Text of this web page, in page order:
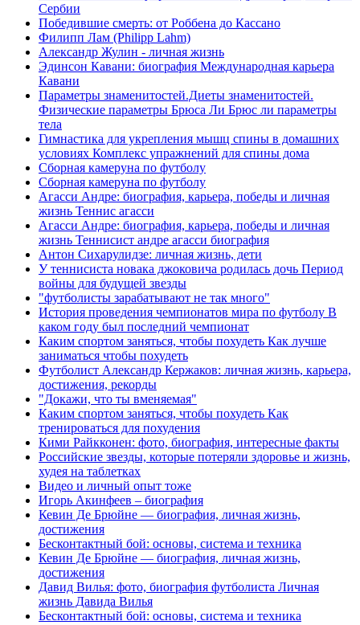
Сербии
Победившие смерть: от Роббена до Кассано
Филипп Лам (Philipp Lahm)
Александр Жулин - личная жизнь
Эдинсон Кавани: биография Международная карьера
Кавани
Параметры знаменитостей.Диеты знаменитостей.
Физические параметры Брюса Ли Брюс ли параметры
тела
Гимнастика для укрепления мышц спины в домашних
условиях Комплекс упражнений для спины дома
Сборная камеруна по футболу
Сборная камеруна по футболу
Агасси Андре: биография, карьера, победы и личная
жизнь Теннис агасси
Агасси Андре: биография, карьера, победы и личная
жизнь Теннисист андре агасси биография
Антон Сихарулидзе: личная жизнь, дети
У теннисиста новака джоковича родилась дочь Период
войны для будущей звезды
"футболисты зарабатывают не так много"
История проведения чемпионатов мира по футболу В
каком году был последний чемпионат
Каким спортом заняться, чтобы похудеть Как лучше
заниматься чтобы похудеть
Футболист Александр Кержаков: личная жизнь, карьера,
достижения, рекорды
"Докажи, что ты вменяемая"
Каким спортом заняться, чтобы похудеть Как
тренироваться для похудения
Кими Райкконен: фото, биография, интересные факты
Российские звезды, которые потеряли здоровье и жизнь,
худея на таблетках
Видео и личный опыт тоже
Игорь Акинфеев – биография
Кевин Де Брюйне — биография, личная жизнь,
достижения
Бесконтактный бой: основы, система и техника
Кевин Де Брюйне — биография, личная жизнь,
достижения
Давид Вилья: фото, биография футболиста Личная
жизнь Давида Вилья
Бесконтактный бой: основы, система и техника